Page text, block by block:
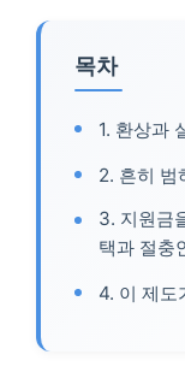
목차
1. 환상과
2. 흔히 범
3. 지원금
택과 절충
4. 이 제도